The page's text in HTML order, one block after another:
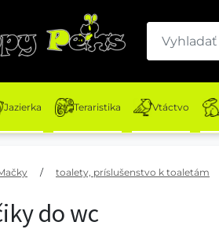
Jazierka Teraristika Vtáctvo
/ toalety, príslušenstvo k toaletám
do wc